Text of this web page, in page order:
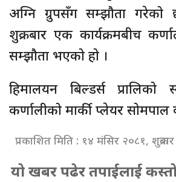
अग्नि ग्रुपसँग सम्झौता गरेको
शुक्रबार एक कार्यक्रमबीच
सम्झौता भएको हो ।
हिमालयन बिल्डर्स प्रालिको
कर्णालीको मार्की प्लेयर
प्रकाशित मिति : १४ मंसिर २०८१,
यो खबर पढेर तपाईलाई